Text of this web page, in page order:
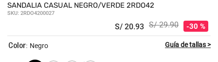
SANDALIA CASUAL NEGRO/VERDE 2RDO42
SKU: 2RDO4200027
S/ 20.93 S/ 29.90 30 %
: Negro